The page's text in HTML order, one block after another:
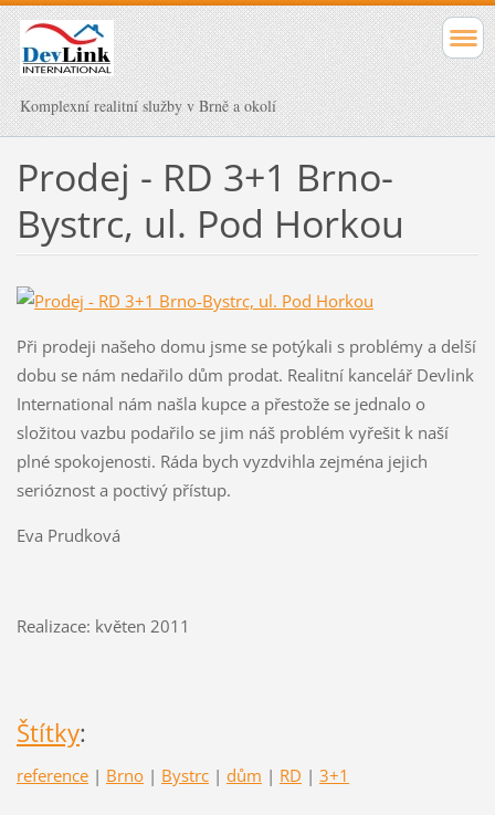
Komplexní realitní služby v Brně a okolí
Prodej - RD 3+1 Brno-
Bystrc, ul. Pod Horkou
Při prodeji našeho domu jsme se potýkali s problémy a delší
dobu se nám nedařilo dům prodat. Realitní kancelář Devlink
International nám našla kupce a přestože se jednalo o
složitou vazbu podařilo se jim náš problém vyřešit k naší
plné spokojenosti. Ráda bych vyzdvihla zejména jejich
serióznost a poctivý přístup.
Eva Prudková
Realizace: květen 2011
Štítky:
reference | Brno | Bystrc | dům | RD | 3+1